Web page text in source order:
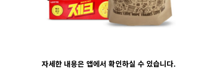
자세한 내용은 앱에서 확인하실 수 있습니다.